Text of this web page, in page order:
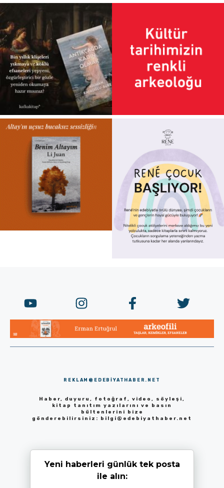
REKLAM@EDEBIYATHABER.NET
Haber, duyuru, fotoğraf, video, söyleşi,
kitap tanıtım yazılarını ve basın
bültenlerini bize
gönderebilirsiniz: bilgi@edebiyathaber.net
Yeni haberleri günlük tek posta
ile alın: